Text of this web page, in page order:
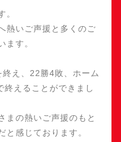
。
熱いご声援と多くのご
ます。
え、22勝4敗、ホーム
えることができまし
まの熱いご声援のもと
と感じております。